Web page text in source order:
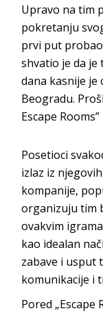
Upravo na tim
pokretanju
prvi put probao
shvatio je da je
dana kasnije je
Beogradu.
Escape
Posetioci
izlaz iz
kompanije,
organizuju tim
ovakvim
kao idealan
zabave i usput
komunikacije i
Pored „Escape